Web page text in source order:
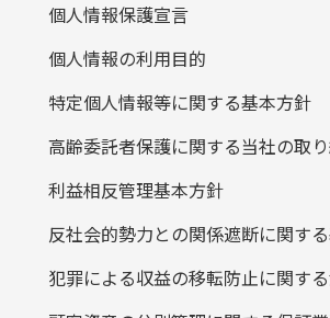
個人情報保護宣言
個人情報の利用目的
特定個人情報等に関する基本方針
高齢委託者保護に関する当社の取
利益相反管理基本方針
反社会的勢力との関係遮断に関す
犯罪による収益の移転防止に関す